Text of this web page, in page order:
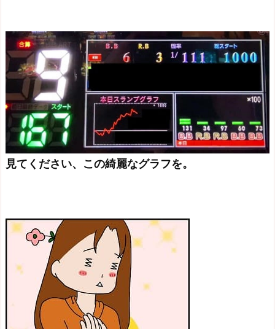
見てください、この綺麗なグラフを。